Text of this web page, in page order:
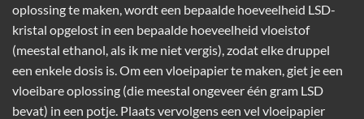
oplossing te maken, wordt een bepaalde hoeveelheid LSD-
kristal opgelost in een bepaalde hoeveelheid vloeistof
(meestal ethanol, als ik me niet vergis), zodat elke druppel
een enkele dosis is. Om een ​​vloeipapier te maken, giet je een
vloeibare oplossing (die meestal ongeveer één gram LSD
bevat) in een potje. Plaats vervolgens een vel vloeipapier